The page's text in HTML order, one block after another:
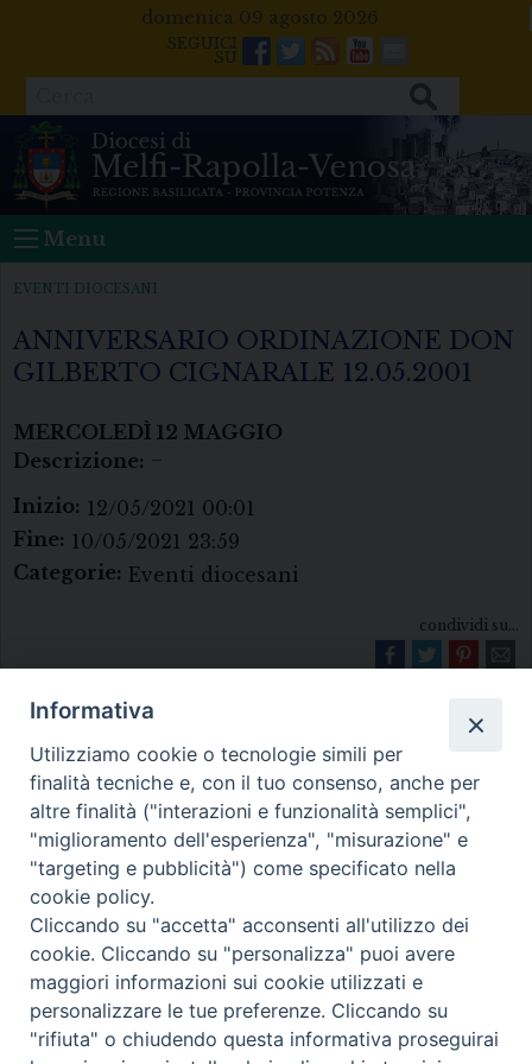
domenica 09 agosto 2026
Facebook
Twitter
FeedsYoutube
Mail
Menu
EVENTI DIOCESANI
ANNIVERSARIO ORDINAZIONE DON
GILBERTO CIGNARALE 12.05.2001
MERCOLEDÌ 12 MAGGIO
Descrizione: –
Inizio: 12/05/2021 00:01
Fine: 10/05/2021 23:59
Categorie: Eventi diocesani
condividi su...
Diocesi di Melfi Rapolla Venosa
• Largo Duomo, 12 - 85025 MELFI (PZ) •
Tel. 0972238604
PEC ufficiale della Diocesi:
diocesi.melfi_rapolla_venosa@legalmail.it
Informativa
Utilizziamo cookie o tecnologie simili per
finalità tecniche e, con il tuo consenso, anche per
altre finalità ("interazioni e funzionalità semplici",
"miglioramento dell'esperienza", "misurazione" e
"targeting e pubblicità") come specificato nella
cookie policy.
Cliccando su "accetta" acconsenti all'utilizzo dei
cookie. Cliccando su "personalizza" puoi avere
maggiori informazioni sui cookie utilizzati e
personalizzare le tue preferenze. Cliccando su
"rifiuta" o chiudendo questa informativa proseguirai